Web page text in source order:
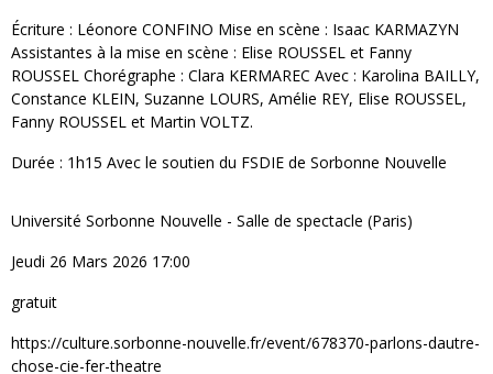
Écriture : Léonore CONFINO Mise en scène : Isaac KARMAZYN
Assistantes à la mise en scène : Elise ROUSSEL et Fanny
ROUSSEL Chorégraphe : Clara KERMAREC Avec : Karolina BAILLY,
Constance KLEIN, Suzanne LOURS, Amélie REY, Elise ROUSSEL,
Fanny ROUSSEL et Martin VOLTZ.
Durée : 1h15 Avec le soutien du FSDIE de Sorbonne Nouvelle
Université Sorbonne Nouvelle - Salle de spectacle (Paris)
Jeudi 26 Mars 2026 17:00
gratuit
https://culture.sorbonne-nouvelle.fr/event/678370-parlons-dautre-
chose-cie-fer-theatre